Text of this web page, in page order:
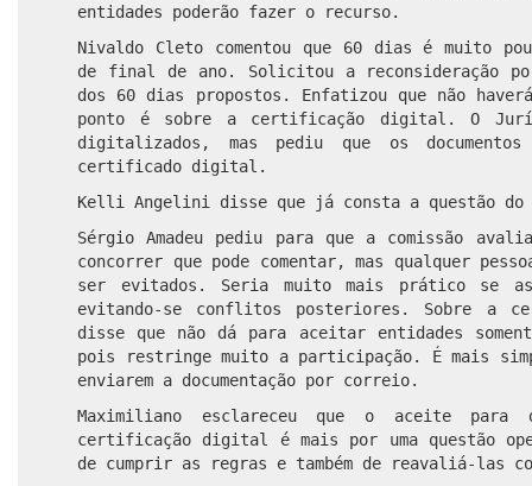
entidades poderão fazer o recurso.
Nivaldo Cleto comentou que 60 dias é muito
de final de ano. Solicitou a reconsideração
dos 60 dias propostos. Enfatizou que não
ponto é sobre a certificação digital. O
digitalizados, mas pediu que os documentos
certificado digital.
Kelli Angelini disse que já consta a questão
Sérgio Amadeu pediu para que a comissão
concorrer que pode comentar, mas qualquer
ser evitados. Seria muito mais prático se as
evitando-se conflitos posteriores. Sobre a
disse que não dá para aceitar entidades
pois restringe muito a participação. É mais
enviarem a documentação por correio.
Maximiliano esclareceu que o aceite para
certificação digital é mais por uma questão
de cumprir as regras e também de reavaliá-las